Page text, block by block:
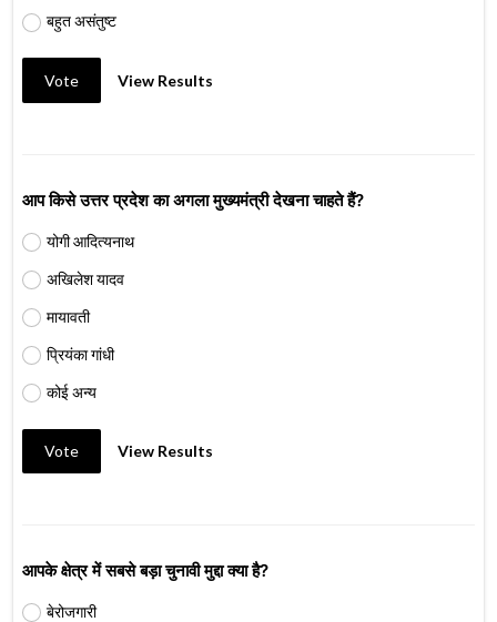
बहुत असंतुष्ट
Vote View Results
आप किसे उत्तर प्रदेश का अगला मुख्यमंत्री देखना चाहते हैं?
योगी आदित्यनाथ
अखिलेश यादव
मायावती
प्रियंका गांधी
कोई अन्य
Vote View Results
आपके क्षेत्र में सबसे बड़ा चुनावी मुद्दा क्या है?
बेरोजगारी